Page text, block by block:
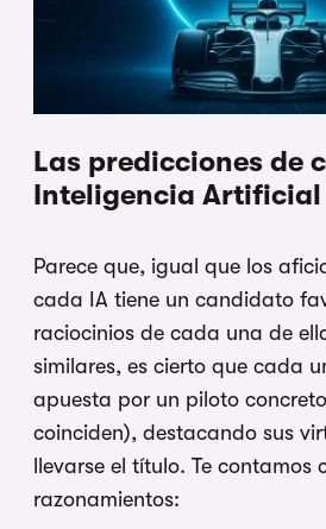
Las predicciones de
Inteligencia Artificial
Parece que, igual que los
cada IA tiene un candidato
raciocinios de cada una de
similares, es cierto que cada
apuesta por un piloto
coinciden), destacando sus
llevarse el título. Te contamos
razonamientos: